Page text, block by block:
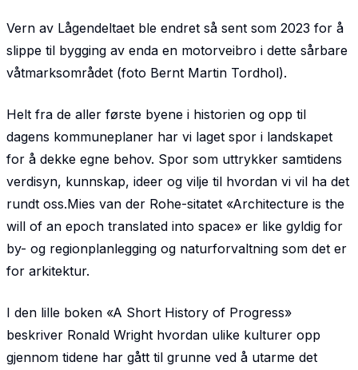
Vern av Lågendeltaet ble endret så sent som 2023 for å
slippe til bygging av enda en motorveibro i dette sårbare
våtmarksområdet (foto Bernt Martin Tordhol).
Helt fra de aller første byene i historien og opp til
dagens kommuneplaner har vi laget spor i landskapet
for å dekke egne behov. Spor som uttrykker samtidens
verdisyn, kunnskap, ideer og vilje til hvordan vi vil ha det
rundt oss.Mies van der Rohe-sitatet «Architecture is the
will of an epoch translated into space» er like gyldig for
by- og regionplanlegging og naturforvaltning som det er
for arkitektur.
I den lille boken «A Short History of Progress»
beskriver Ronald Wright hvordan ulike kulturer opp
gjennom tidene har gått til grunne ved å utarme det